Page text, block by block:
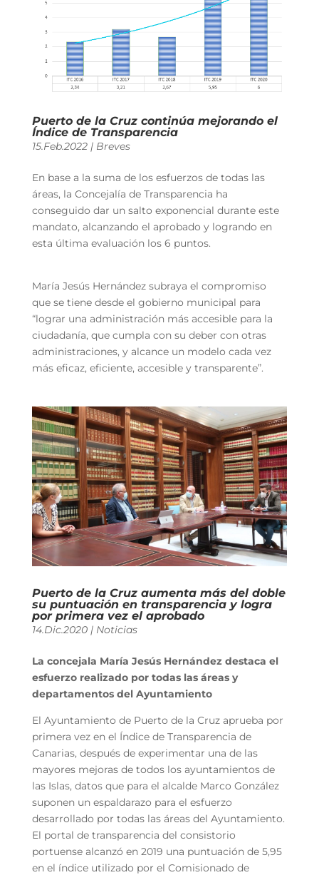
Puerto de la Cruz continúa mejorando el
Índice de Transparencia
15.Feb.2022| Breves
En base a la suma de los esfuerzos de todas las
áreas, la Concejalía de Transparencia ha
conseguido dar un salto exponencial durante este
mandato, alcanzando el aprobado y logrando en
esta última evaluación los 6 puntos.
María Jesús Hernández subraya el compromiso
que se tiene desde el gobierno municipal para
“lograr una administración más accesible para la
ciudadanía, que cumpla con su deber con otras
administraciones, y alcance un modelo cada vez
más eficaz, eficiente, accesible y transparente”.
Puerto de la Cruz aumenta más del doble
su puntuación en transparencia y logra
por primera vez el aprobado
14.Dic.2020| Noticias
La concejala María Jesús Hernández destaca el
esfuerzo realizado por todas las áreas y
departamentos del Ayuntamiento
El Ayuntamiento de Puerto de la Cruz aprueba por
primera vez en el Índice de Transparencia de
Canarias, después de experimentar una de las
mayores mejoras de todos los ayuntamientos de
las Islas, datos que para el alcalde Marco González
suponen un espaldarazo para el esfuerzo
desarrollado por todas las áreas del Ayuntamiento.
El portal de transparencia del consistorio
portuense alcanzó en 2019 una puntuación de 5,95
en el índice utilizado por el Comisionado de